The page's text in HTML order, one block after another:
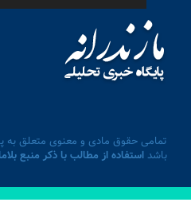
تمامی حقوق مادی و معنوی متعلق به
باشداستفاده از مطالب با ذکر منبع